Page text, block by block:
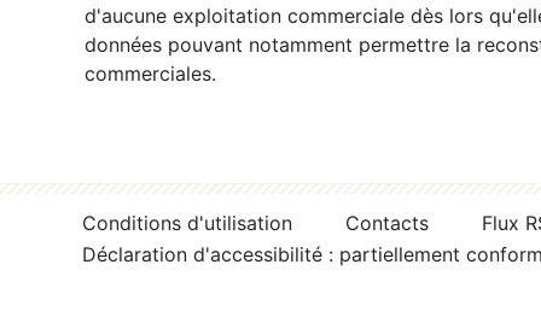
d'aucune exploitation commerciale dès lors
données pouvant notamment permettre la
commerciales.
Conditions d'utilisation Contacts
Flux
Déclaration d'accessibilité : partiellement